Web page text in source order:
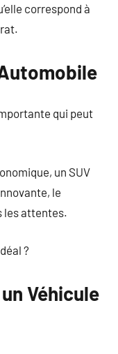
correspond à
qui peut
un SUV
le
les attentes.
?
Véhicule